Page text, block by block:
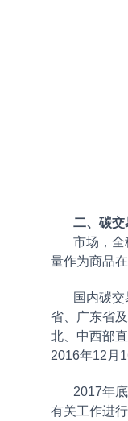
二、碳
市场，全
量作为商品
国内碳
省、广东省
北、中西部
2016年12月
2017年
有关工作进